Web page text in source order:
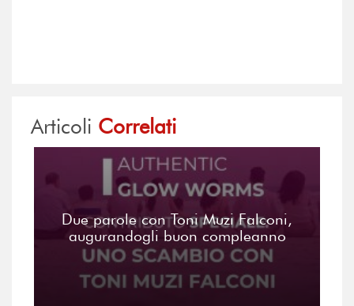
Articoli Correlati
Due parole con Toni Muzi Falconi,
augurandogli buon compleanno